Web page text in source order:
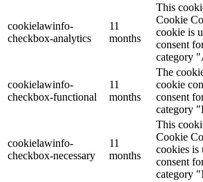
cookielawinfo-
checkbox-analytics
11
months
This
Cookie
cookie is
consent
category
cookielawinfo-
checkbox-functional
11
months
The
cookie
consent
category
cookielawinfo-
checkbox-necessary
11
months
This
Cookie
cookies is
consent
category